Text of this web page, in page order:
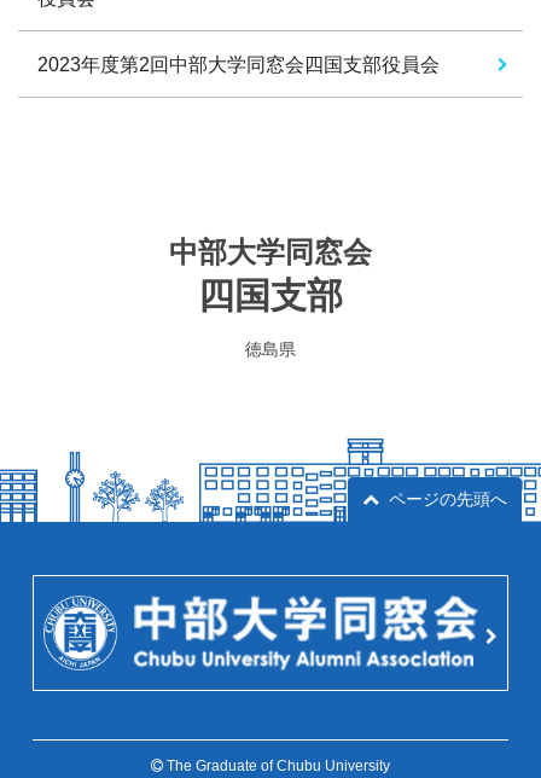
2023年度第2回中部大学同窓会四国支部役員会
中部大学同窓会
四国支部
徳島県
ページの先頭へ
The Graduate of Chubu University